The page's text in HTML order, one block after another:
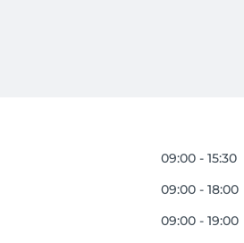
09:00 - 15:30
09:00 - 18:00
09:00 - 19:00